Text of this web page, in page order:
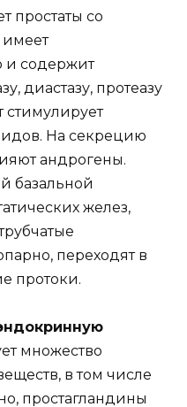
простаты со
и содержит
диастазу, протеазу
На секрецию
андрогены.
базальной
желез,
переходят в
протоки.
множество
в том числе
простагландины